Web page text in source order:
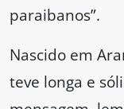
paraibanos”.
Nascido em
teve longa e